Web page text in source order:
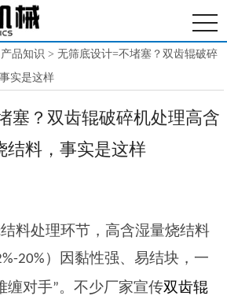
产品知识 > 无筛底设计=不堵塞？双齿辊破碎
实是这样
塞？双齿辊破碎机处理高含
结料，事实是这样
料处理环节，高含湿量烧结料
20% ）因黏性强、易结块，一
缠对手”。不少厂家宣传双齿辊